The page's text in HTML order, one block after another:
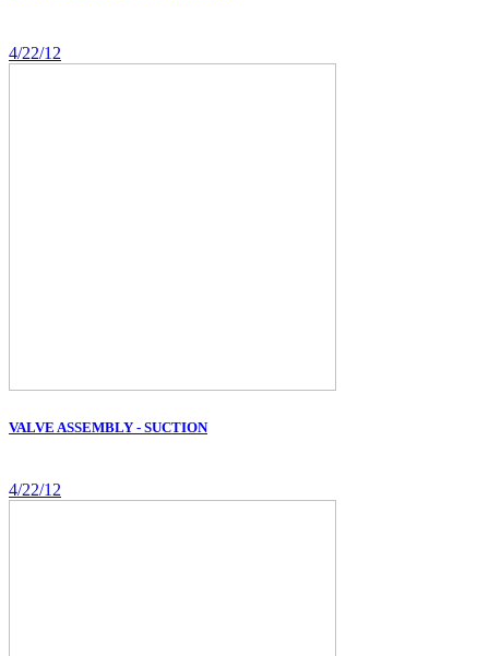
4/22/12
VALVE ASSEMBLY - SUCTION
4/22/12